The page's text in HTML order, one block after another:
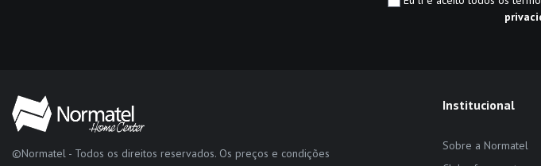
©Normatel - Todos os direitos reservados. Os preços e condições
Institucional
Sobre a Normatel